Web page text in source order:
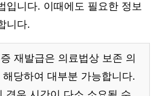
입니다. 이때에도 필요한 정보
니다.
재발급은 의료법상 보존 의
당하여 대부분 가능합니다.